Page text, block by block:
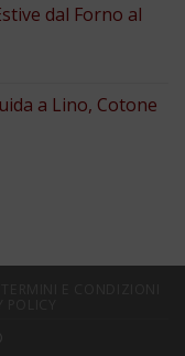
dal Forno al
a Lino, Cotone